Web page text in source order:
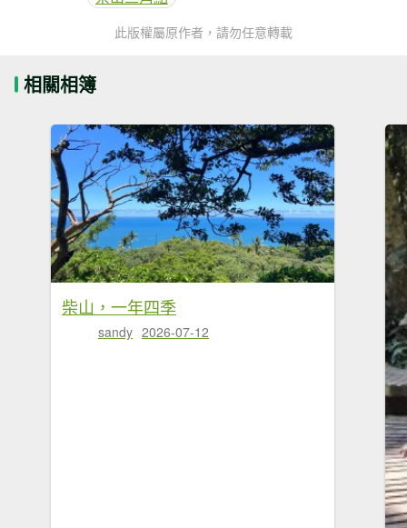
此版權屬原作者，請勿任意轉載
相關相簿
柴山，一年四季
sandy 2026-07-12